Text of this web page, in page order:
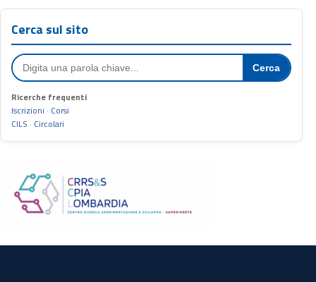
Cerca sul sito
Cerca
Ricerche frequenti
Iscrizioni · Corsi
CILS · Circolari